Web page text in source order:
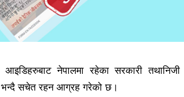
आइडिहरुबाट नेपालमा रहेका सरकारी तथानिजी
भन्दै सचेत रहन आग्रह गरेको छ ।